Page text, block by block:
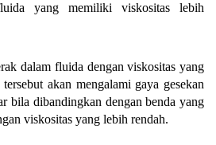
yang memiliki viskositas lebih
dalam fluida dengan viskositas yang
akan mengalami gaya gesekan
bila dibandingkan dengan benda yang
viskositas yang lebih rendah.